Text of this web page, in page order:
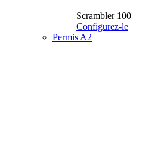
Scrambler 100
Configurez-le
Permis A2